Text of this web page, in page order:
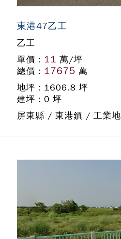
東港47乙工
乙工
單價 : 11 萬/坪
總價 : 17675 萬
地坪 : 1606.8 坪
建坪 : 0 坪
屏東縣 / 東港鎮 / 工業地